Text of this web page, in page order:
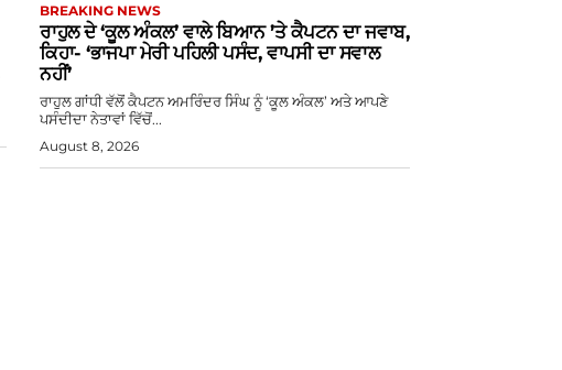
BREAKING NEWS
ਰਾਹੁਲ ਦੇ ‘ਕੂਲ ਅੰਕਲ’ ਵਾਲੇ ਬਿਆਨ ’ਤੇ ਕੈਪਟਨ ਦਾ ਜਵਾਬ,
ਕਿਹਾ- ‘ਭਾਜਪਾ ਮੇਰੀ ਪਹਿਲੀ ਪਸੰਦ, ਵਾਪਸੀ ਦਾ ਸਵਾਲ
ਨਹੀਂ’
ਰਾਹੁਲ ਗਾਂਧੀ ਵੱਲੋਂ ਕੈਪਟਨ ਅਮਰਿੰਦਰ ਸਿੰਘ ਨੂੰ ‘ਕੂਲ ਅੰਕਲ’ ਅਤੇ ਆਪਣੇ
ਪਸੰਦੀਦਾ ਨੇਤਾਵਾਂ ਵਿੱਚੋਂ...
August 8, 2026